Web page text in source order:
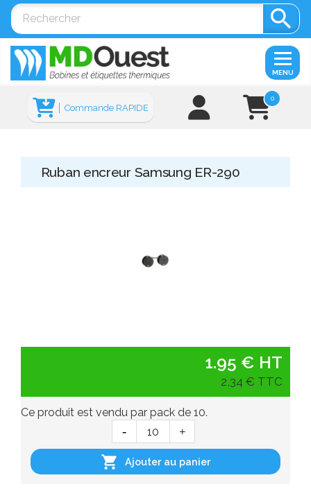

0
Commande RAPIDE
MENU
Ruban encreur Samsung ER-290
1.95 € HT
2,34 € TTC
Ce produit est vendu par pack de 10.
 Ajouter au panier